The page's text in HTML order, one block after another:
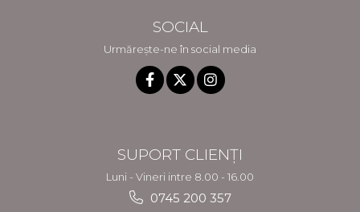
SOCIAL
Urmărește-ne în social media
SUPORT CLIENȚI
Luni - Vineri intre 8.00 - 16.00
0745 200 357